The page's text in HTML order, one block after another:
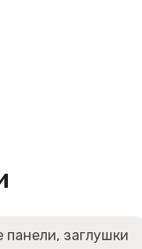
панели, заглушки